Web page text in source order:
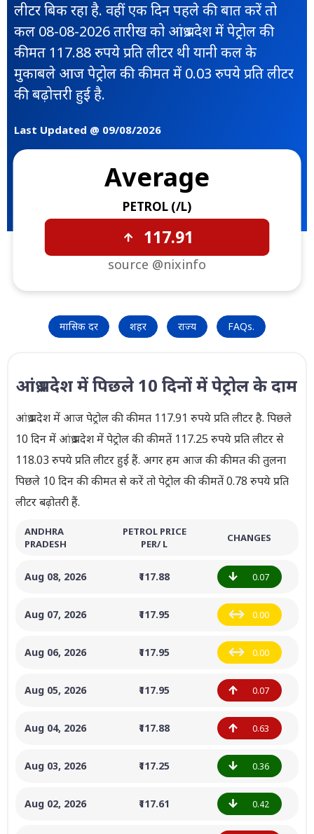
लीटर बिक रहा है. वहीं एक दिन पहले की बात करें तो
कल 08-08-2026 तारीख को आंध्र प्रदेश में पेट्रोल की
कीमत 117.88 रुपये प्रति लीटर थी यानी कल के
मुकाबले आज पेट्रोल की कीमत में 0.03 रुपये प्रति लीटर
की बढ़ोत्तरी हुई है.
Last Updated @ 09/08/2026
Average
PETROL (₹/L)
117.91
source @nixinfo
मासिक दर शहर राज्य FAQs.
आंध्र प्रदेश में पिछले 10 दिनों में पेट्रोल के दाम
आंध्र प्रदेश में आज पेट्रोल की कीमत 117.91 रुपये प्रति लीटर है. पिछले
10 दिन में आंध्र प्रदेश में पेट्रोल की कीमतें 117.25 रुपये प्रति लीटर से
118.03 रुपये प्रति लीटर हुई हैं. अगर हम आज की कीमत की तुलना
पिछले 10 दिन की कीमत से करें तो पेट्रोल की कीमतें 0.78 रुपये प्रति
लीटर बढ़ोतरी हैं.
ANDHRA
PRADESH
PETROL PRICE
PER/ L
CHANGES
Aug 08, 2026 ₹117.88 0.07
Aug 07, 2026 ₹117.95 0.00
Aug 06, 2026 ₹117.95 0.00
Aug 05, 2026 ₹117.95 0.07
Aug 04, 2026 ₹117.88 0.63
Aug 03, 2026 ₹117.25 0.36
Aug 02, 2026 ₹117.61 0.42